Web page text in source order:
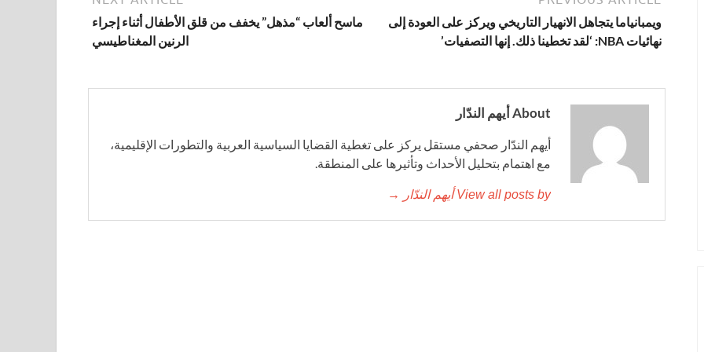
ويمبانياما يتجاهل الانهيار التاريخي ويركز على العودة إلى
نهائيات NBA: ‘لقد تخطينا ذلك. إنها التصفيات’
ماسح ألعاب “مذهل” يخفف من قلق الأطفال أثناء إجراء
الرنين المغناطيسي
About أيهم الندّار
أيهم الندّار صحفي مستقل يركز على تغطية القضايا السياسية العربية والتطورات الإقليمية،
مع اهتمام بتحليل الأحداث وتأثيرها على المنطقة.
View all posts by أيهم الندّار →